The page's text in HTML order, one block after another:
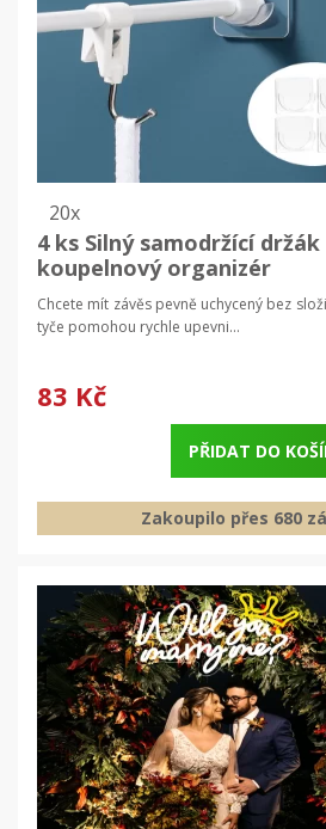
20x
4 ks Silný samodržící
koupelnový organizér
Chcete mít závěs pevně uchycený bez
tyče pomohou rychle upevni...
83 Kč
PŘIDAT DO
Zakoupilo přes 680